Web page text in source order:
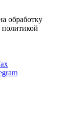
обработку
политикой